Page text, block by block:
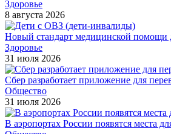
Здоровье
8 августа 2026
Новый стандарт медицинской помощи
Здоровье
31 июля 2026
Сбер разработает приложение для
Общество
31 июля 2026
В аэропортах России появятся места